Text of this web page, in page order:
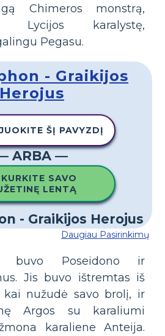
Chimeros monstrą,
Lycijos karalystę,
Pegasu.
- Graikijos
Herojus
ŠĮ PAVYZDĮ
ARBA —
SAVO
LENTĄ
Daugiau Pasirinkimų
buvo Poseidono ir
Jis buvo ištremtas iš
nužudė savo brolį, ir
Argos su karaliumi
karaliene Anteija.